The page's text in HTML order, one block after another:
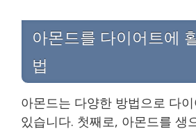
아몬드를 다이어트에
법
아몬드는 다양한 방법으로 다
있습니다. 첫째로, 아몬드를 생